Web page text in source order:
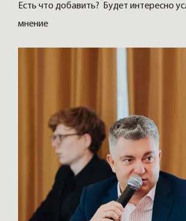
Есть что добавить? Будет интересно
мнение